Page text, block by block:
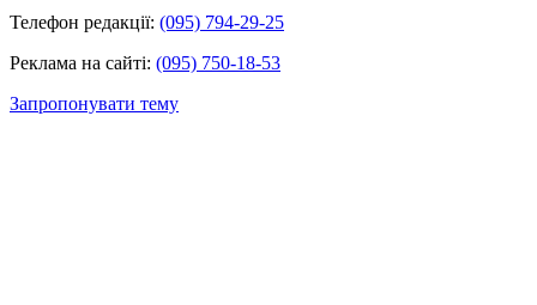
Телефон редакції: (095) 794-29-25
Реклама на сайті: (095) 750-18-53
Запропонувати тему